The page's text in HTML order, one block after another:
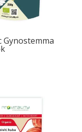
Gynostemma